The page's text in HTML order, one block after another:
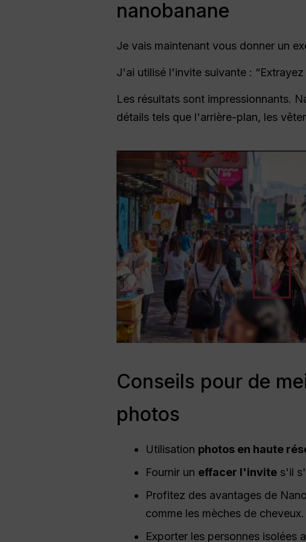
nanobanane
Je vais maintenant vous donner un
J'ai utilisé l'invite suivante :
Les résultats sont impressionnants.
détails tels que l'arrière-plan, les
Conseils pour de
photos
Utilisation photos en haute
Fournir un effacer l'invite s'il
Profitez des avantages de
comme les mèches de cheveux.
Exporter les personnes isolées